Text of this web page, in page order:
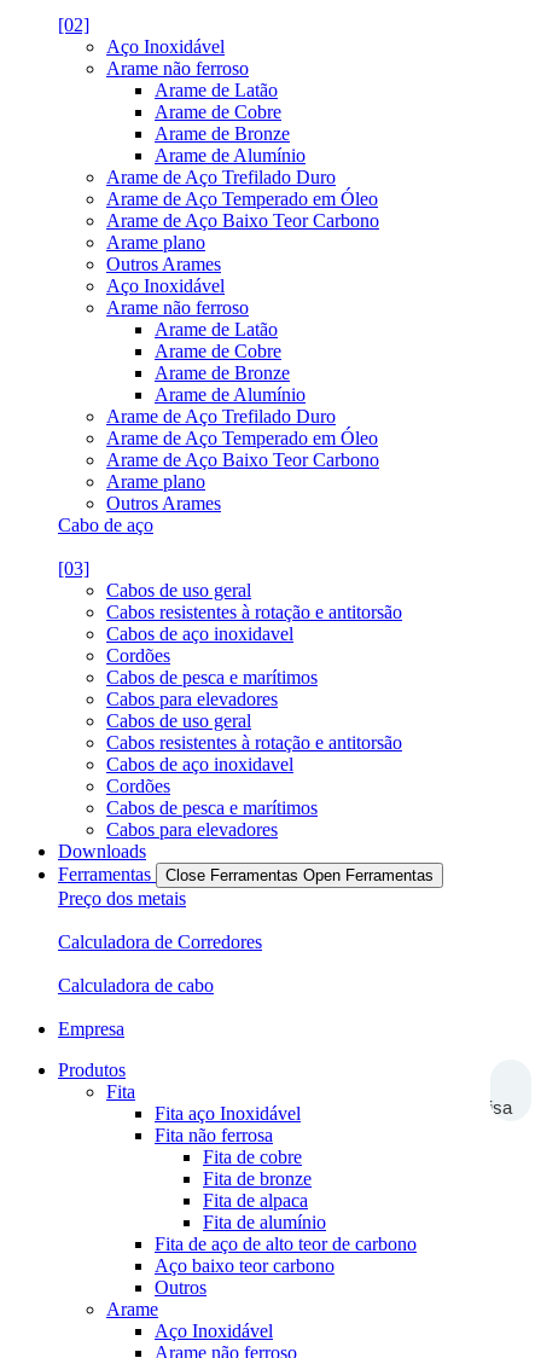
[02]
Aço Inoxidável
Arame não ferroso
Arame de Latão
Arame de Cobre
Arame de Bronze
Arame de Alumínio
Arame de Aço Trefilado Duro
Arame de Aço Temperado em Óleo
Arame de Aço Baixo Teor Carbono
Arame plano
Outros Arames
Aço Inoxidável
Arame não ferroso
Arame de Latão
Arame de Cobre
Arame de Bronze
Arame de Alumínio
Arame de Aço Trefilado Duro
Arame de Aço Temperado em Óleo
Arame de Aço Baixo Teor Carbono
Arame plano
Outros Arames
Cabo de aço
[03]
Cabos de uso geral
Cabos resistentes à rotação e antitorsão
Cabos de aço inoxidavel
Cordões
Cabos de pesca e marítimos
Cabos para elevadores
Cabos de uso geral
Cabos resistentes à rotação e antitorsão
Cabos de aço inoxidavel
Cordões
Cabos de pesca e marítimos
Cabos para elevadores
Downloads
Ferramentas
Close Ferramentas Open Ferramentas
Preço dos metais
Calculadora de Corredores
Calculadora de cabo
Empresa
Pesquisa
Produtos
Fita
Fita aço Inoxidável
Fita não ferrosa
Fita de cobre
Fita de bronze
Fita de alpaca
Fita de alumínio
Fita de aço de alto teor de carbono
Aço baixo teor carbono
Outros
Arame
Aço Inoxidável
Arame não ferroso